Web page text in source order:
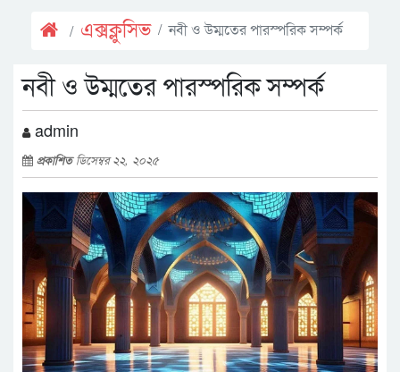
এক্সক্লুসিভ নবী ও উম্মতের পারস্পরিক সম্পর্ক
নবী ও উম্মতের পারস্পরিক সম্পর্ক
admin
প্রকাশিতডিসেম্বর ২২, ২০২৫